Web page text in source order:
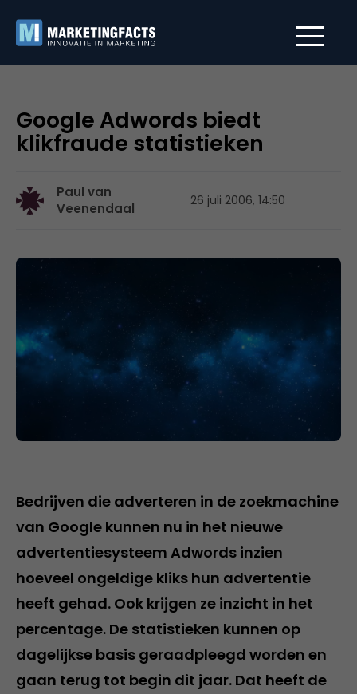
Google Adwords biedt
klikfraude statistieken
Paul van
Veenendaal
26 juli 2006, 14:50
Bedrijven die adverteren in de zoekmachine
van Google kunnen nu in het nieuwe
advertentiesysteem Adwords inzien
hoeveel ongeldige kliks hun advertentie
heeft gehad. Ook krijgen ze inzicht in het
percentage. De statistieken kunnen op
dagelijkse basis geraadpleegd worden en
gaan terug tot begin dit jaar. Dat heeft de